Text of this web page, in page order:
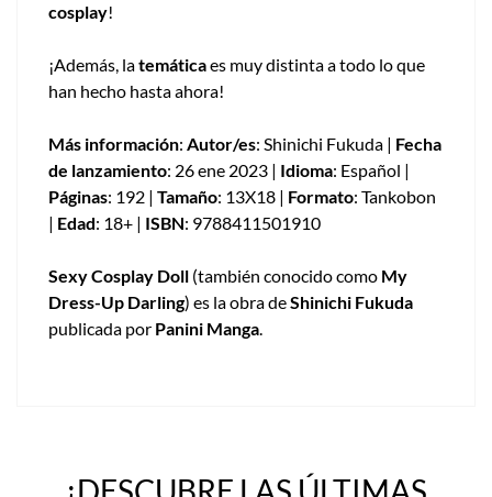
cosplay!
¡Además, latemáticaes muy distinta a todo lo que
han hecho hasta ahora!
Más información: Autor/es: Shinichi Fukuda | Fecha
de lanzamiento: 26 ene 2023 | Idioma: Español |
Páginas: 192 | Tamaño: 13X18 | Formato: Tankobon
| Edad: 18+ | ISBN: 9788411501910
Sexy Cosplay Doll (también conocido como My
Dress-Up Darling) es la obra deShinichi Fukuda
publicada por Panini Manga.